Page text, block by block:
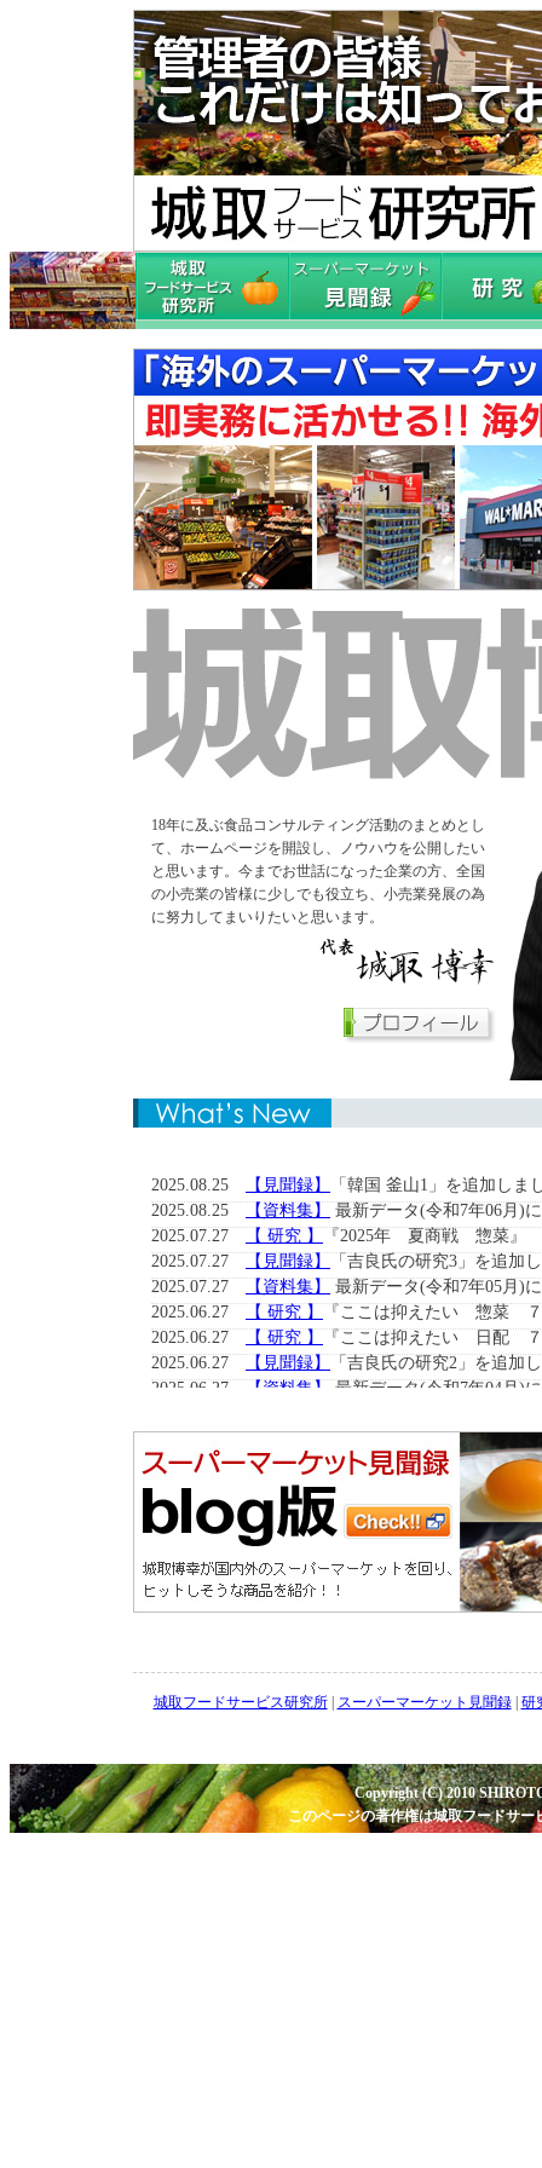
18年に及ぶ食品コンサルティング活動のまとめとし
て、ホームページを開設し、ノウハウを公開したい
と思います。今までお世話になった企業の方、全国
の小売業の皆様に少しでも役立ち、小売業発展の為
に努力してまいりたいと思います。
城取フードサービス研究所| スーパーマーケット見聞録| 研
Copyright (C) 2010
このページの著作権は城取フードサ